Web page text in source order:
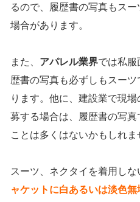
るので、履歴書の写真もス
場合があります。
また、 アパレル業界では私服
歴書の写真も必ずしもスー
ります。他に、建設業で現
募する場合は、履歴書の写
ことは多くはないかもしれま
スーツ、ネクタイを着用しな
ャケットに白あるいは淡色